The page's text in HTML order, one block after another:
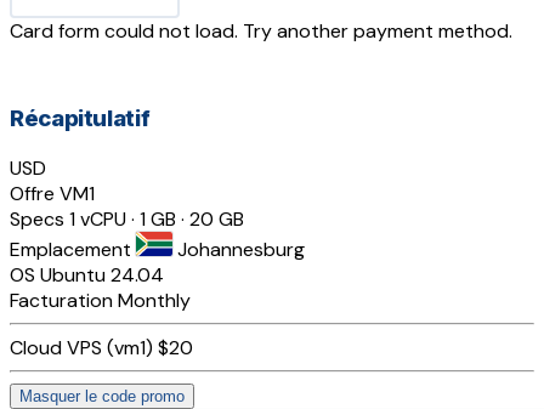
Card form could not load. Try another payment method.
Récapitulatif
USD
Offre VM1
Specs 1 vCPU · 1 GB · 20 GB
Emplacement
Johannesburg
OS Ubuntu 24.04
FacturationMonthly
Cloud VPS (vm1) $20
Masquer le code promo